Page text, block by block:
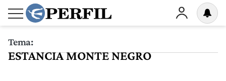
Tema:
ESTANCIA MONTE NEGRO